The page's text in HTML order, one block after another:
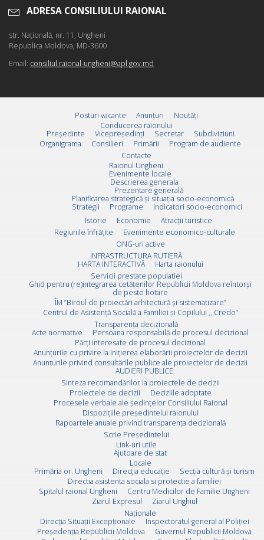
ADRESA CONSILIULUI RAIONAL
str. Naţională, nr. 11, Ungheni
Republica Moldova, MD-3600
Email: consiliul.raional-ungheni@apl.gov.md
Posturi vacante Anunțuri
Noutăți
Conducerea raionului
Preşedinte
Vicepreşedinţi Secretar
Subdiviziuni
Organigrama
Consilieri Primării
Program de audiente
Contacte
Raionul Ungheni
Evenimente locale
Descrierea generala
Prezentare generală
Planificarea strategică și situația socio-economică
Strategii
Programe
Indicatori socio-economici
Istorie
Economie
Atracții turistice
Regiunile înfrățite
Evenimente economico-culturale
ONG-uri active
INFRASTRUCTURA RUTIERĂ
HARTA INTERACTIVĂ
Harta raionului
Servicii prestate populatiei
Ghid pentru (re)integrarea cetățenilor Republicii Moldova reîntorși
de peste hotare
ÎM ”Biroul de proiectări arhitectură și sistematizare”
Centrul de Asistență Socială a Familiei și Copilului ,, Credo”
Transparența decizională
Acte normative
Persoana responsabilă de procesul decizional
Părți interesate de procesul decizional
Anunțurile cu privire la inițierea elaborării proiectelor de decizii
Anunțurile privind consultările publice ale proiectelor de decizii
AUDIERI PUBLICE
Sinteza recomandărilor la proiectele de decizii
Proiectele de decizii
Deciziile adoptate
Procesele verbale ale ședințelor Consiliului Raional
Dispozițiile președintelui raionului
Rapoartele anuale privind transparența decizională
Scrie Preşedintelui
Link-uri utile
Ajutoare de stat
Locale
Primăria or. Ungheni
Direcția educație
Secția cultură și turism
Directia asistenta sociala si protectie a familiei
Spitalul raional Ungheni
Centru Medicilor de Familie Ungheni
Ziarul Expresul
Ziarul Unghiul
Naționale
Direcţia Situaţii Excepţionale
Inspectoratul general al Poliției
Preşedenţia Republicii Moldova
Guvernul Republicii Moldova